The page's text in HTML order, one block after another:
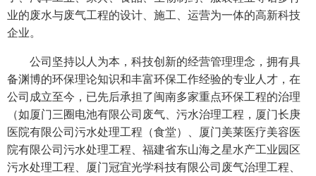
业的废水与废气工程的设计、施工、运营为一体的高新科技
企业。
公司坚持以人为本，科技创新的经营管理理念，拥有具
备渊博的环保理论知识和丰富环保工作经验的专业人才，在
公司成立至今，已先后承担了闽南多家重点环保工程的治理
（如厦门三圈电池有限公司废气、污水治理工程，厦门长庚
医院有限公司污水处理工程（食堂）、厦门美莱医疗美容医
院有限公司污水处理工程、福建省东山海之星水产工业园区
污水处理工程、厦门冠宜光学科技有限公司废气治理工程、